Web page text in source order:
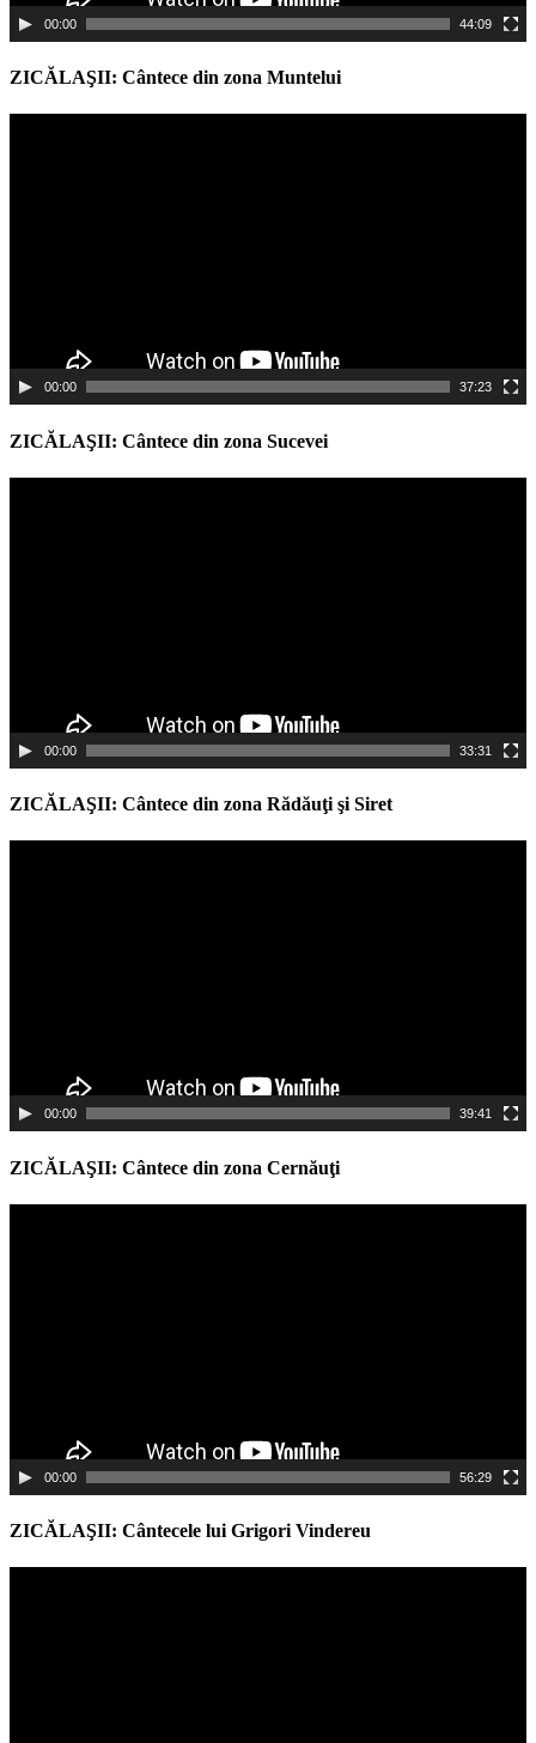
00:00 44:09
ZICĂLAŞII: Cântece din zona Muntelui
00:00 37:23
ZICĂLAŞII: Cântece din zona Sucevei
00:00 33:31
ZICĂLAŞII: Cântece din zona Rădăuţi şi Siret
00:00 39:41
ZICĂLAŞII: Cântece din zona Cernăuţi
00:00 56:29
ZICĂLAŞII: Cântecele lui Grigori Vindereu